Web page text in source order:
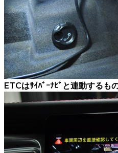
ETCはｻｲﾊﾞｰﾅﾋﾞと連動するも